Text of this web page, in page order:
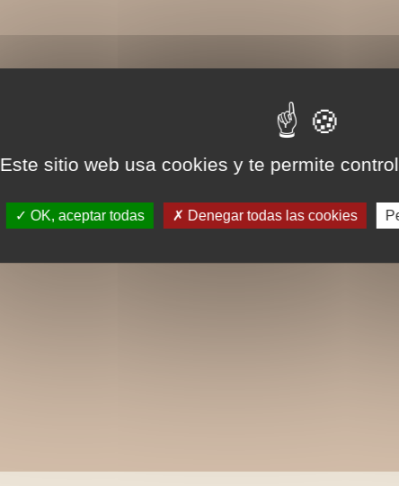
Este sitio web usa cookies y te permite
OK, aceptar todas Denegar todas las cookies